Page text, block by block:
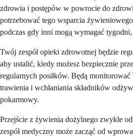
zdrowia i postępów w powrocie do
potrzebować tego wsparcia
podczas gdy inni mogą wymagać
Twój zespół opieki zdrowotnej będzie
aby ustalić, kiedy możesz bezpiecznie
regularnych posiłków. Będą
trawienia i wchłaniania składników
pokarmowy.
Przejście z żywienia dożylnego zwykle
zespół medyczny może zacząć od